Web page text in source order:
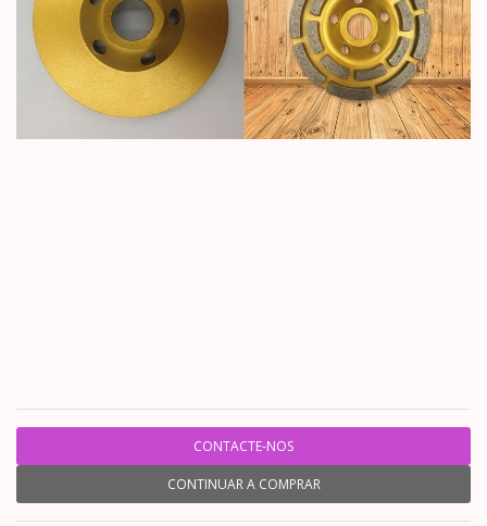
CONTACTE-NOS
CONTINUAR A COMPRAR